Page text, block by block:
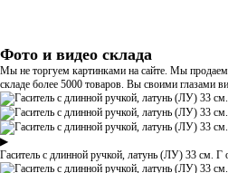
Фото и видео склада
Мы не торгуем картинками на сайте. Мы
складе более 5000 товаров. Вы своими глазами
▶
Гаситель с длинной ручкой, латунь (ЛУ) 33 см.